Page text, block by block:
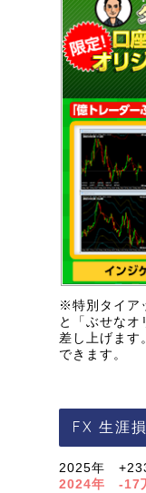
※特別タイア
と「ぶせなオ
差し上げます
できます。
FX 生涯
2025年
2024年 -17